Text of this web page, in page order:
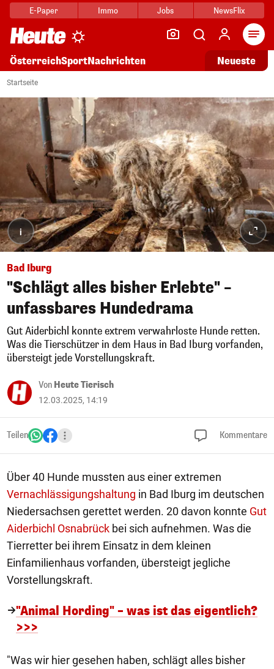
E-Paper Immo Jobs NewsFlix
ÖsterreichSportNachrichten Neueste
Startseite
i
Bad Iburg
"Schlägt alles bisher Erlebte" –
unfassbares Hundedrama
Gut Aiderbichl konnte extrem verwahrloste Hunde retten.
Was die Tierschützer in dem Haus in Bad Iburg vorfanden,
übersteigt jede Vorstellungskraft.
Von Heute Tierisch
12.03.2025, 14:19
Teilen Kommentare
Über 40 Hunde mussten aus einer extremen
Vernachlässigungshaltung in Bad Iburg im deutschen
Niedersachsen gerettet werden. 20 davon konnte Gut
Aiderbichl Osnabrück bei sich aufnehmen. Was die
Tierretter bei ihrem Einsatz in dem kleinen
Einfamilienhaus vorfanden, übersteigt jegliche
Vorstellungskraft.
"Animal Hording" – was ist das eigentlich?
>>>
"Was wir hier gesehen haben, schlägt alles bisher